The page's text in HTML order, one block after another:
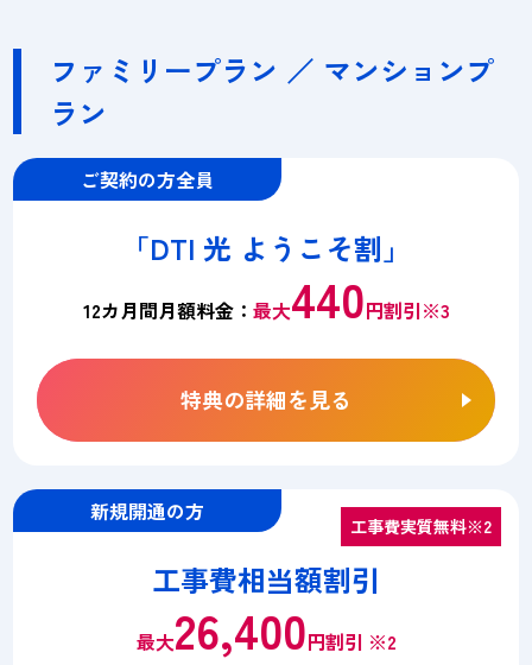
ファミリープラン ／ マンションプ
ラン
ご契約の方全員
「DTI 光 ようこそ割」
12カ月間月額料金： 最大440円割引※3
特典の詳細を見る
新規開通の方
工事費実質無料※2
工事費相当額割引
最大26,400円割引 ※2